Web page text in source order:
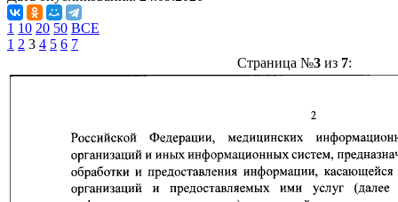
1 10 20 50 ВСЕ
1 2 3 4 5 6 7
Страница №3из 7: